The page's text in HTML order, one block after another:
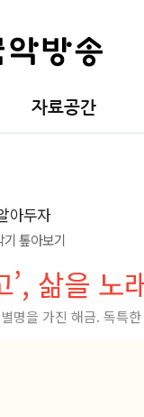
자료공간
아두자
톺아보기
’, 삶을 노
명을 가진 해금. 독특